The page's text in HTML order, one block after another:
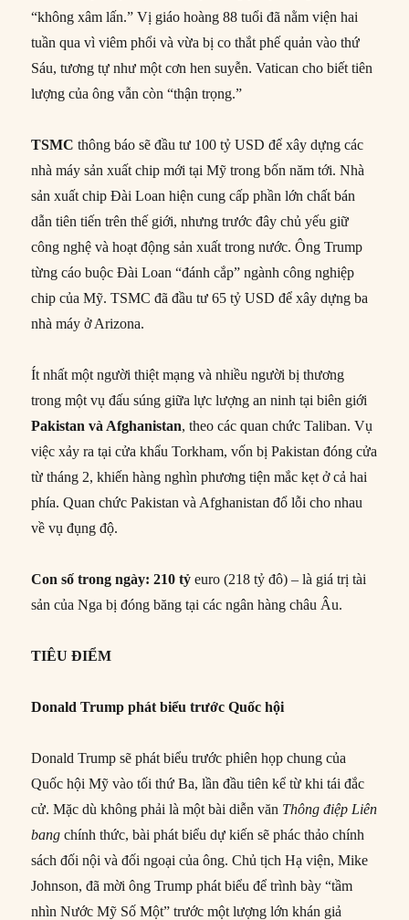
“không xâm lấn.” Vị giáo hoàng 88 tuổi đã nằm viện hai
tuần qua vì viêm phổi và vừa bị co thắt phế quản vào thứ
Sáu, tương tự như một cơn hen suyễn. Vatican cho biết tiên
lượng của ông vẫn còn “thận trọng.”
TSMC thông báo sẽ đầu tư 100 tỷ USD để xây dựng các
nhà máy sản xuất chip mới tại Mỹ trong bốn năm tới. Nhà
sản xuất chip Đài Loan hiện cung cấp phần lớn chất bán
dẫn tiên tiến trên thế giới, nhưng trước đây chủ yếu giữ
công nghệ và hoạt động sản xuất trong nước. Ông Trump
từng cáo buộc Đài Loan “đánh cắp” ngành công nghiệp
chip của Mỹ. TSMC đã đầu tư 65 tỷ USD để xây dựng ba
nhà máy ở Arizona.
Ít nhất một người thiệt mạng và nhiều người bị thương
trong một vụ đấu súng giữa lực lượng an ninh tại biên giới
Pakistan và Afghanistan, theo các quan chức Taliban. Vụ
việc xảy ra tại cửa khẩu Torkham, vốn bị Pakistan đóng cửa
từ tháng 2, khiến hàng nghìn phương tiện mắc kẹt ở cả hai
phía. Quan chức Pakistan và Afghanistan đổ lỗi cho nhau
về vụ đụng độ.
Con số trong ngày: 210 tỷ euro (218 tỷ đô) – là giá trị tài
sản của Nga bị đóng băng tại các ngân hàng châu Âu.
TIÊU ĐIỂM
Donald Trump phát biểu trước Quốc hội
Donald Trump sẽ phát biểu trước phiên họp chung của
Quốc hội Mỹ vào tối thứ Ba, lần đầu tiên kể từ khi tái đắc
cử. Mặc dù không phải là một bài diễn văn Thông điệp Liên
bang chính thức, bài phát biểu dự kiến sẽ phác thảo chính
sách đối nội và đối ngoại của ông. Chủ tịch Hạ viện, Mike
Johnson, đã mời ông Trump phát biểu để trình bày “tầm
nhìn Nước Mỹ Số Một” trước một lượng lớn khán giả